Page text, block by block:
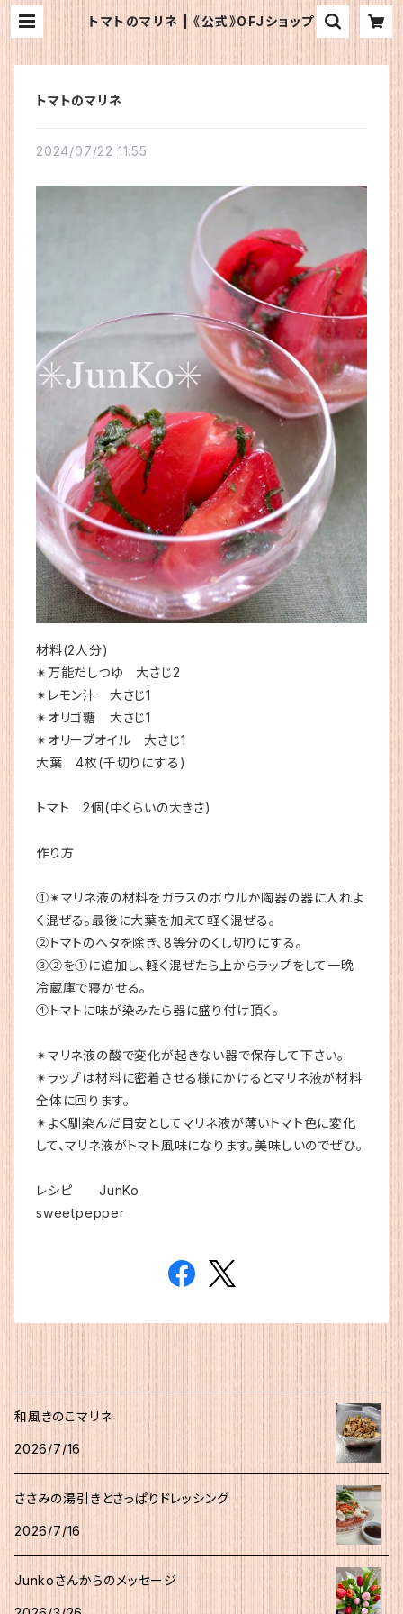
トマトのマリネ | 《公式》OFJショップ
トマトのマリネ
2024/07/22 11:55
材料(2人分)
✴︎万能だしつゆ 大さじ2
✴︎レモン汁 大さじ1
✴︎オリゴ糖 大さじ1
✴︎オリーブオイル 大さじ1
大葉 4枚(千切りにする)
トマト 2個(中くらいの大きさ)
作り方
①✴︎マリネ液の材料をガラスのボウルか陶器の器に入れよ
く混ぜる。最後に大葉を加えて軽く混ぜる。
②トマトのヘタを除き、8等分のくし切りにする。
③②を①に追加し、軽く混ぜたら上からラップをして一晩
冷蔵庫で寝かせる。
④トマトに味が染みたら器に盛り付け頂く。
✴︎マリネ液の酸で変化が起きない器で保存して下さい。
✴︎ラップは材料に密着させる様にかけるとマリネ液が材料
全体に回ります。
✴︎よく馴染んだ目安としてマリネ液が薄いトマト色に変化
して、マリネ液がトマト風味になります。美味しいのでぜひ。
レシピ JunKo
sweetpepper
和風きのこマリネ
2026/7/16
ささみの湯引きとさっぱりドレッシング
2026/7/16
Junkoさんからのメッセージ